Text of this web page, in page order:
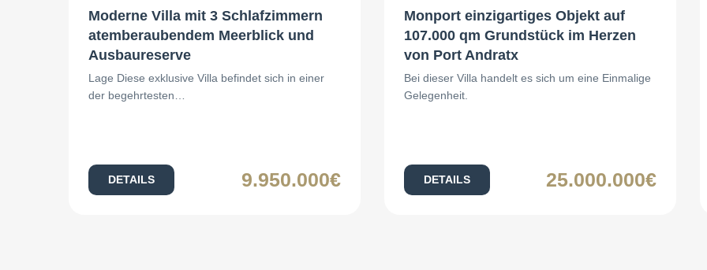
Moderne Villa mit 3 Schlafzimmern
atemberaubendem Meerblick und
Ausbaureserve
Lage Diese exklusive Villa befindet sich in einer
der begehrtesten…
DETAILS 9.950.000€
Monport einzigartiges Objekt auf
107.000 qm Grundstück im Herzen
von Port Andratx
Bei dieser Villa handelt es sich um eine Einmalige
Gelegenheit.
DETAILS 25.000.000€